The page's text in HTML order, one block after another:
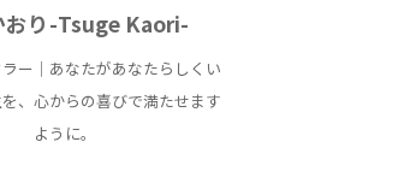
おり-Tsuge Kaori-
ー｜あなたがあなたらしくい
、心からの喜びで満たせます
ように。